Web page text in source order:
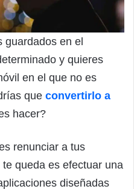
guardados en el
y quieres
en el que no es
que convertirlo a
hacer?
renunciar a tus
queda es efectuar una
diseñadas